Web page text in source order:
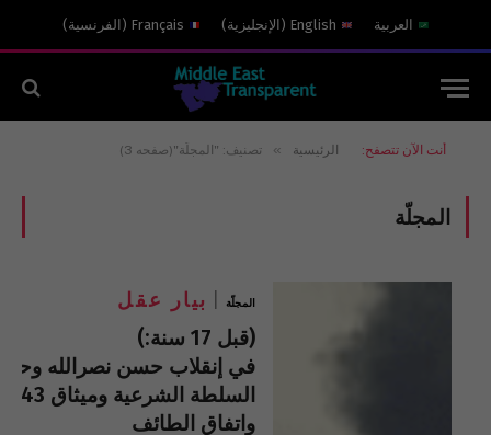
العربية English
( الإنجليزية)
Français
( الفرنسية)
أنت الآن تتصفح: الرئيسية » تصنيف: "المجلّة"(صفحه 3)
المجلّة
المجلّة بيار عقل
(قبل 17 سنة:)
في إنقلاب حسن نصرالله
السلطة الشرعية وميثاق
واتفاق الطائف